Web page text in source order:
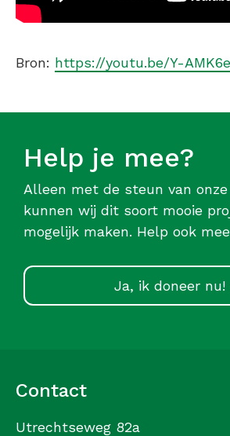
Bron: https://youtu.be/Y-
Help je mee?
Alleen met de steun van
kunnen wij dit soort mooie
mogelijk maken. Help ook
Ja, ik doneer nu!
Contact
Utrechtseweg 82a